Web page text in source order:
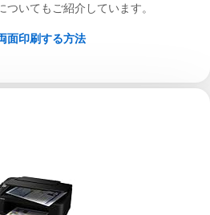
いてもご紹介しています。
面印刷する方法